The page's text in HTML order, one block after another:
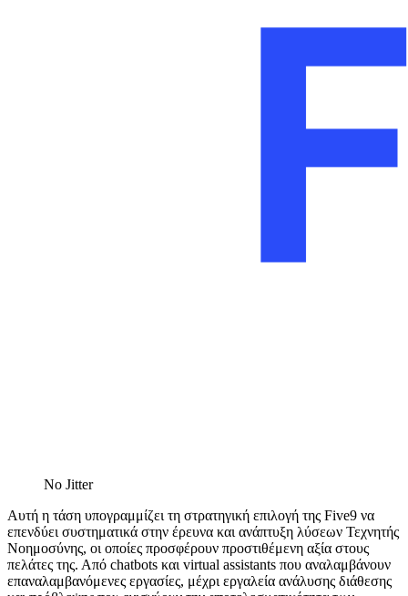
No Jitter
Αυτή η τάση υπογραμμίζει τη στρατηγική επιλογή της Five9 να
επενδύει συστηματικά στην έρευνα και ανάπτυξη λύσεων Τεχνητής
Νοημοσύνης, οι οποίες προσφέρουν προστιθέμενη αξία στους
πελάτες της. Από chatbots και virtual assistants που αναλαμβάνουν
επαναλαμβανόμενες εργασίες, μέχρι εργαλεία ανάλυσης διάθεσης